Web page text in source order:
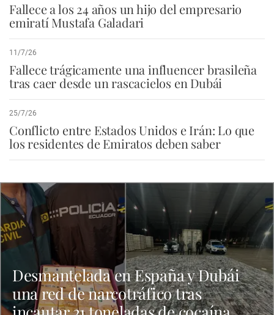
Fallece a los 24 años un hijo del empresario
emiratí Mustafa Galadari
11/7/26
Fallece trágicamente una influencer brasileña
tras caer desde un rascacielos en Dubái
25/7/26
Conflicto entre Estados Unidos e Irán: Lo que
los residentes de Emiratos deben saber
Desmantelada en España y Dubái
una red de narcotráfico tras